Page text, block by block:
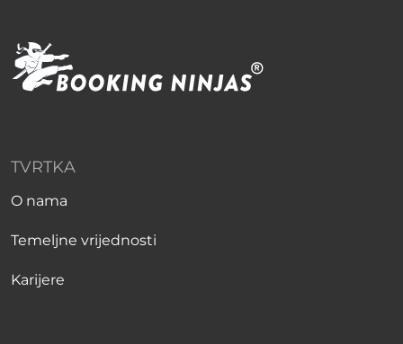
TVRTKA
O nama
Temeljne vrijednosti
Karijere